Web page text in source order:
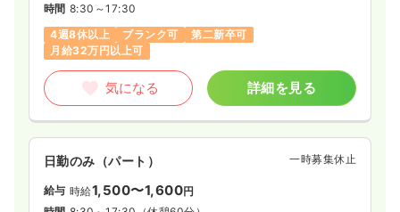
時間 8:30～17:30
4週8休以上
ブランク可
第二新卒可
月給32万円以上可
気になる 詳細を見る
日勤のみ（パート） 一時募集休止
給与 時給1,500〜1,600円